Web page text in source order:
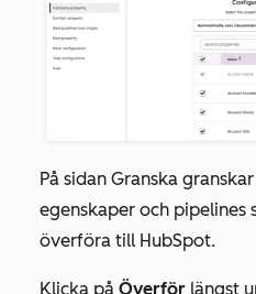
På sidan Granska
egenskaper och pipelines
överföra till HubSpot.
Klicka på Överför längst